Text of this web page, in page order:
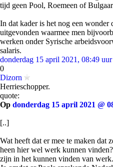
tijd geen Pool, Roemeen of
In dat kader is het nog een wonder
uitgevonden waarmee men
werken onder Syrische
salaris.
donderdag 15 april 2021, 08:49 uur
0
Dizorn
Herrieschopper.
quote:
Op donderdag 15 april 2021 @
[..]
Wat heeft dat er mee te maken dat
heen hier wel werk kunnen
zijn in het kunnen vinden van werk.